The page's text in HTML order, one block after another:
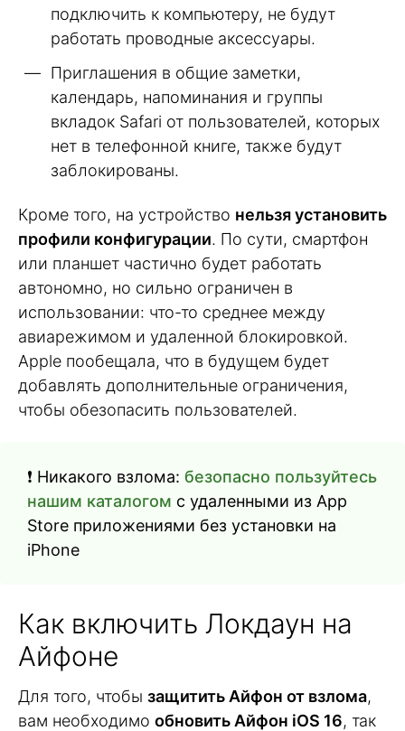
подключить к компьютеру, не будут
работать проводные аксессуары.
Приглашения в общие заметки,
календарь, напоминания и группы
вкладок Safari от пользователей, которых
нет в телефонной книге, также будут
заблокированы.
Кроме того, на устройство нельзя установить
профили конфигурации. По сути, смартфон
или планшет частично будет работать
автономно, но сильно ограничен в
использовании: что-то среднее между
авиарежимом и удаленной блокировкой.
Apple пообещала, что в будущем будет
добавлять дополнительные ограничения,
чтобы обезопасить пользователей.
❗️ Никакого взлома: безопасно пользуйтесь
нашим каталогом с удаленными из App
Store приложениями без установки на
iPhone
Как включить Локдаун на
Айфоне
Для того, чтобы защитить Айфон от взлома,
вам необходимо обновить Айфон iOS 16, так